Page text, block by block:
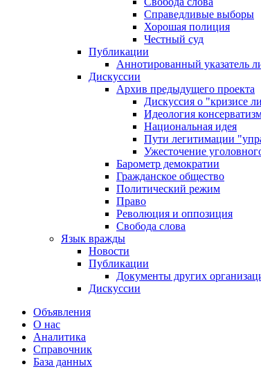
Справедливые выборы
Хорошая полиция
Честный суд
Публикации
Аннотированный указатель
Дискуссии
Архив предыдущего проекта
Дискуссия о "кризисе
Идеология
Национальная идея
Пути легитимации
Ужесточение
Барометр демократии
Гражданское общество
Политический режим
Право
Революция и оппозиция
Свобода слова
Язык вражды
Новости
Публикации
Документы других
Дискуссии
Объявления
О нас
Аналитика
Справочник
База данных